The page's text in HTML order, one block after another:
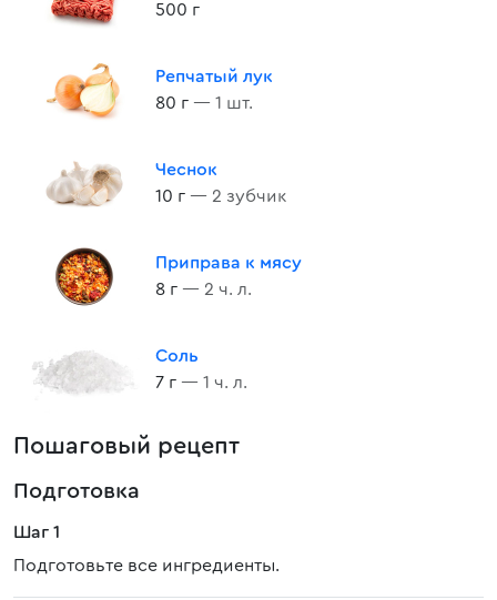
500 г
Репчатый лук
80 г — 1 шт.
Чеснок
10 г — 2 зубчик
Приправа к мясу
8 г — 2 ч. л.
Соль
7 г — 1 ч. л.
Пошаговый рецепт
Подготовка
Шаг 1
Подготовьте все ингредиенты.